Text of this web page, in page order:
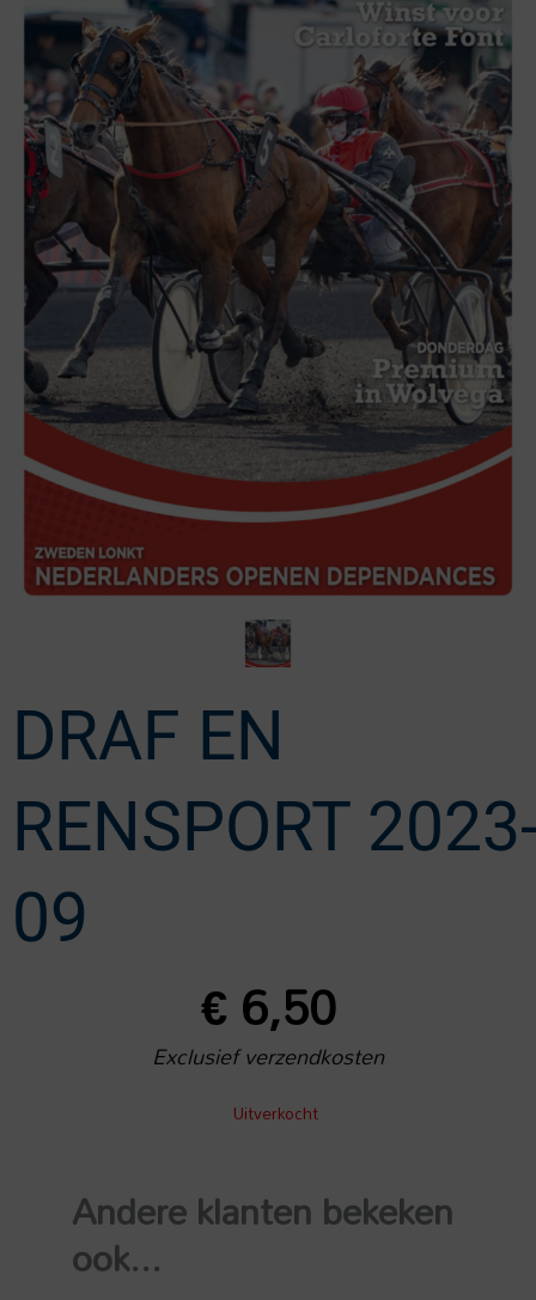
DRAF EN
RENSPORT
09
€6,50
Exclusief verzendkosten
Uitverkocht
Andere klanten bekeken
ook...